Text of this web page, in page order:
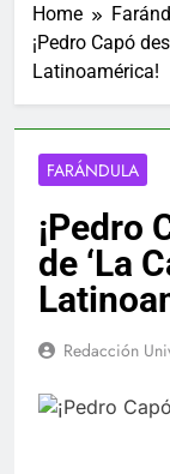
Home
¡Pedro Capó
Latinoamérica!
FARÁNDULA
¡Pedro
de ‘La
Redacción